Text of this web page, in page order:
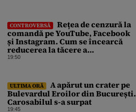
CONTROVERSĂ
Rețea de cenzură la
comandă pe YouTube, Facebook
și Instagram. Cum se încearcă
reducerea la tăcere a
investigațiilor de presă de pe
19:50
ULTIMA ORĂ
A apărut un crater pe
Bulevardul Eroilor din București.
Carosabilul s-a surpat
19:45